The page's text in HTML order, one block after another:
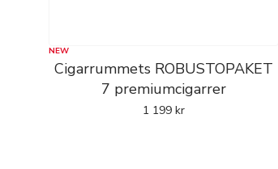
NEW
Cigarrummets ROBUSTOPAKET
7 premiumcigarrer
1 199 kr